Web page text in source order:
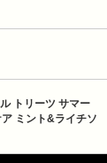
トリーツ サマー
ミント&ライチソ